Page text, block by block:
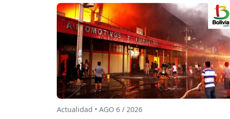
Actualidad • AGO 6 / 2026